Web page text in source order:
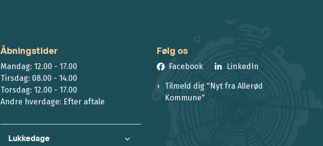
Åbningstider
Mandag: 12.00 - 17.00
Tirsdag: 08.00 - 14.00
Torsdag: 12.00 - 17.00
Andre hverdage: Efter aftale
Lukkedage
Følg os
Facebook LinkedIn
Tilmeld dig "Nyt fra Allerød
Kommune"